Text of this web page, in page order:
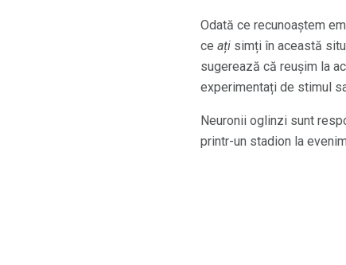
Odată ce recunoaștem
ce ați simți în această
sugerează că reușim la
experimentați de stimul
Neuronii oglinzi sunt
printr-un stadion la